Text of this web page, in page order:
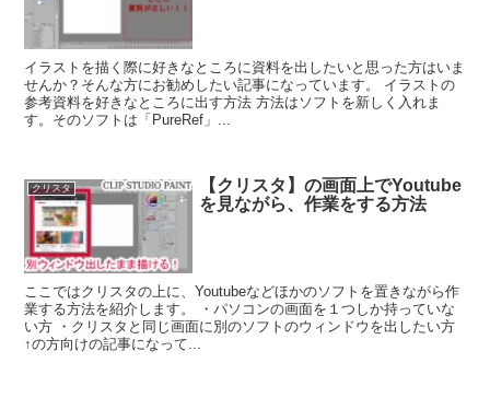
イラストを描く際に好きなところに資料を出したいと思った方はいま
せんか？そんな方にお勧めしたい記事になっています。 イラストの
参考資料を好きなところに出す方法 方法はソフトを新しく入れま
す。そのソフトは「PureRef」...
クリスタ
【クリスタ】の画面上でYoutube
を見ながら、作業をする方法
ここではクリスタの上に、Youtubeなどほかのソフトを置きながら作
業する方法を紹介します。 ・パソコンの画面を１つしか持っていな
い方 ・クリスタと同じ画面に別のソフトのウィンドウを出したい方
↑の方向けの記事になって...